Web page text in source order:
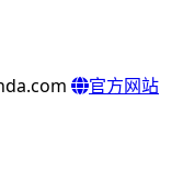
官方网站